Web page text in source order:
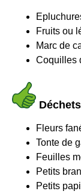
Fruits ou
Marc de
Coquilles
Fleurs
Tonte de
Feuilles
Petits
Petits